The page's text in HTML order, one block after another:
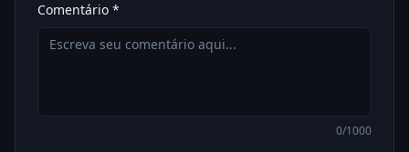
Comentário *
0/1000